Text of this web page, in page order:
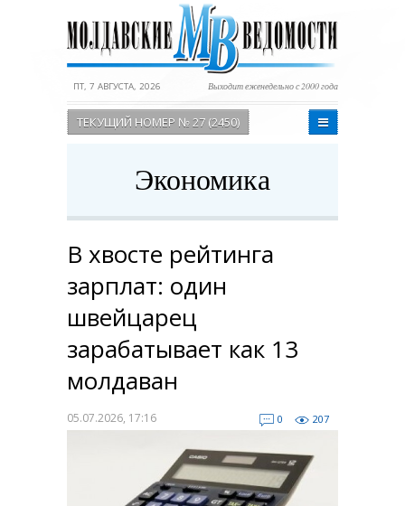
ПТ, 7 АВГУСТА, 2026 Выходит еженедельно с 2000 года
ТЕКУЩИЙ НОМЕР № 27 (2450)
Экономика
В хвосте рейтинга
зарплат: один
швейцарец
зарабатывает как 13
молдаван
05.07.2026, 17:16 0 207